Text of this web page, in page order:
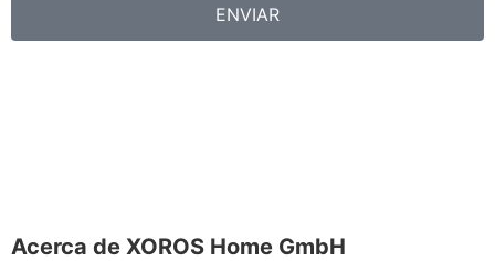
ENVIAR
Acerca de XOROS Home GmbH